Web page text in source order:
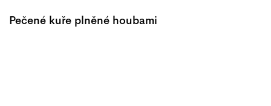
Pečené kuře plněné houbami